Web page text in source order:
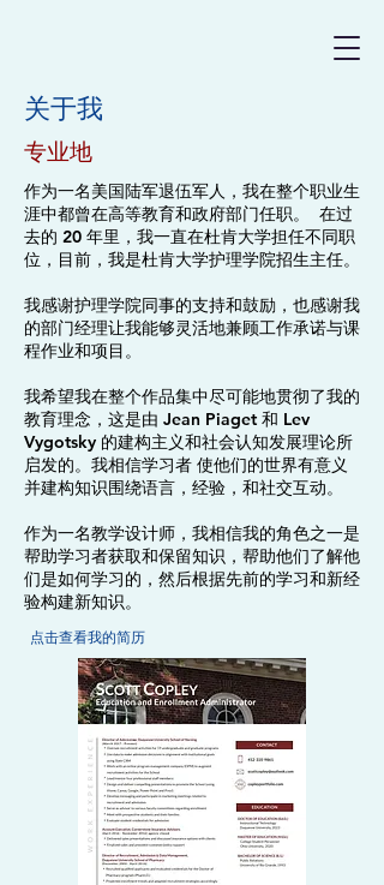
关于我
专业地
作为一名美国陆军退伍军人，我在整个职业生
涯中都曾在高等教育和政府部门任职。 在过
去的 20 年里，我一直在杜肯大学担任不同职
位，目前，我是杜肯大学护理学院招生主任。
我感谢护理学院同事的支持和鼓励，也感谢我
的部门经理让我能够灵活地兼顾工作承诺与课
程作业和项目。
我希望我在整个作品集中尽可能地贯彻了我的
教育理念，这是由 Jean Piaget 和 Lev
Vygotsky 的建构主义和社会认知发展理论所
启发的。我相信学习者 使他们的世界有意义
并建构知识围绕语言，经验， 和社交互动。
作为一名教学设计师，我相信我的角色之一是
帮助学习者获取和保留知识，帮助他们了解他
们是如何学习的，然后根据先前的学习和新经
验构建新知识。
点击查看我的简历